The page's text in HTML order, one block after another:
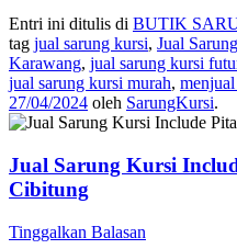
Entri ini ditulis di BUTIK
tag jual sarung kursi, Jual
Karawang, jual sarung kursi
jual sarung kursi murah,
27/04/2024 oleh SarungKursi.
Jual Sarung Kursi
Cibitung
Tinggalkan Balasan